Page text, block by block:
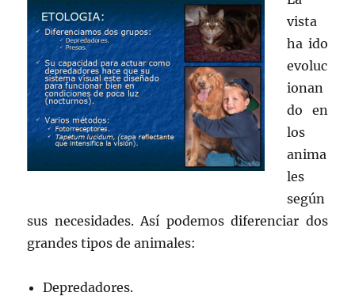
vista
ha ido
evoluc
ionan
do en
los
anima
les
según
sus necesidades. Así podemos diferenciar dos
grandes tipos de animales:
Depredadores.